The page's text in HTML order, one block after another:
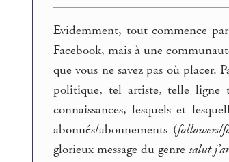
Evidemment, tout commence
Facebook, mais à une
que vous ne savez pas où placer.
politique, tel artiste, telle ligne
connaissances, lesquels et
abonnés/abonnements (followers/
glorieux message du genre salut